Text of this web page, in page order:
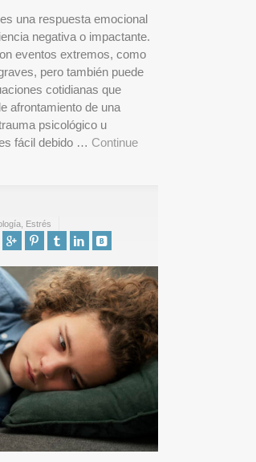
una respuesta emocional
negativa o impactante.
eventos extremos, como
pero también puede
cotidianas que
afrontamiento de una
psicológico u
fácil debido … Continue
Estrés